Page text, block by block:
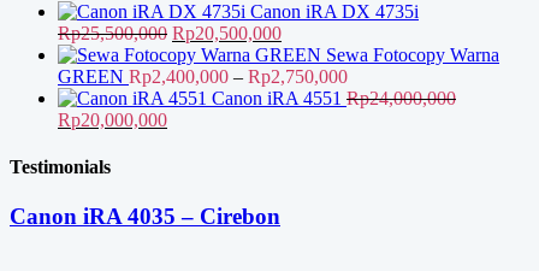
Rp13,600,000.adalah:
aslinya
adalah:
Rp33,500,000.
saat
ini
adalah:
Rp29,000,000.
Canon iRA DX 4735i
Rp25,500,000 Harga
aslinya
adalah:
Rp25,500,000.
Rp20,500,000Harga
saat
ini
adalah:
Sewa Fotocopy Warna
GREEN Rp2,400,000 – Rp2,750,000Rentang
harga:
Canon iRA 4551 Rp24,000,000
Harga
adalah:
Rp20,000,000Harga
Rp20,000,000.
Testimonials
Canon iRA 4035 – Cirebon